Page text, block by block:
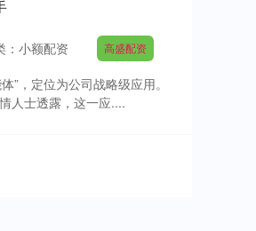
小额配资 高盛配资
”，定位为公司战略级应用。
人士透露，这一应....